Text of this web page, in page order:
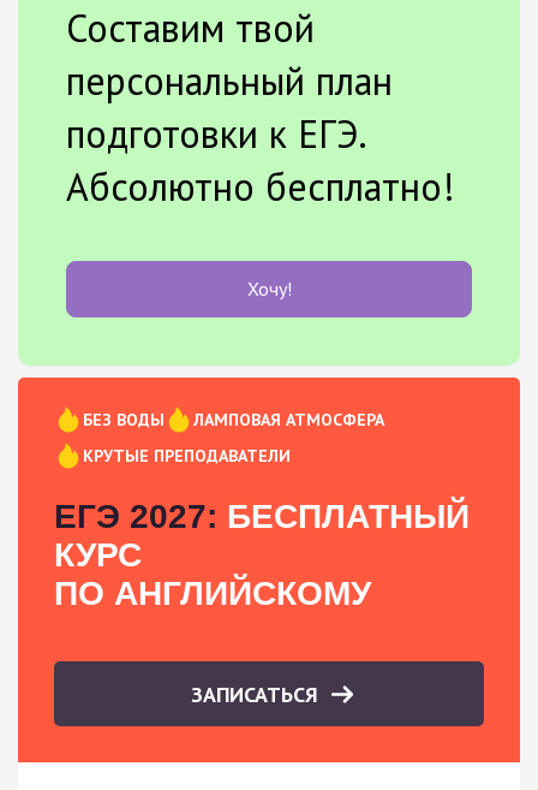
Составим твой
персональный план
подготовки к ЕГЭ.
Абсолютно бесплатно!
Хочу!
БЕЗ ВОДЫ
ЛАМПОВАЯ АТМОСФЕРА
КРУТЫЕ ПРЕПОДАВАТЕЛИ
ЕГЭ 2027: БЕСПЛАТНЫЙ
КУРС
ПО АНГЛИЙСКОМУ
ЗАПИСАТЬСЯ